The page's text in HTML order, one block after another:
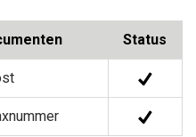
Status